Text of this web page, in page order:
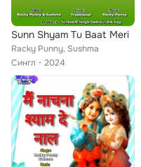
Sunn Shyam Tu Baat Meri
Racky Punny, Sushma
Сингл
2024